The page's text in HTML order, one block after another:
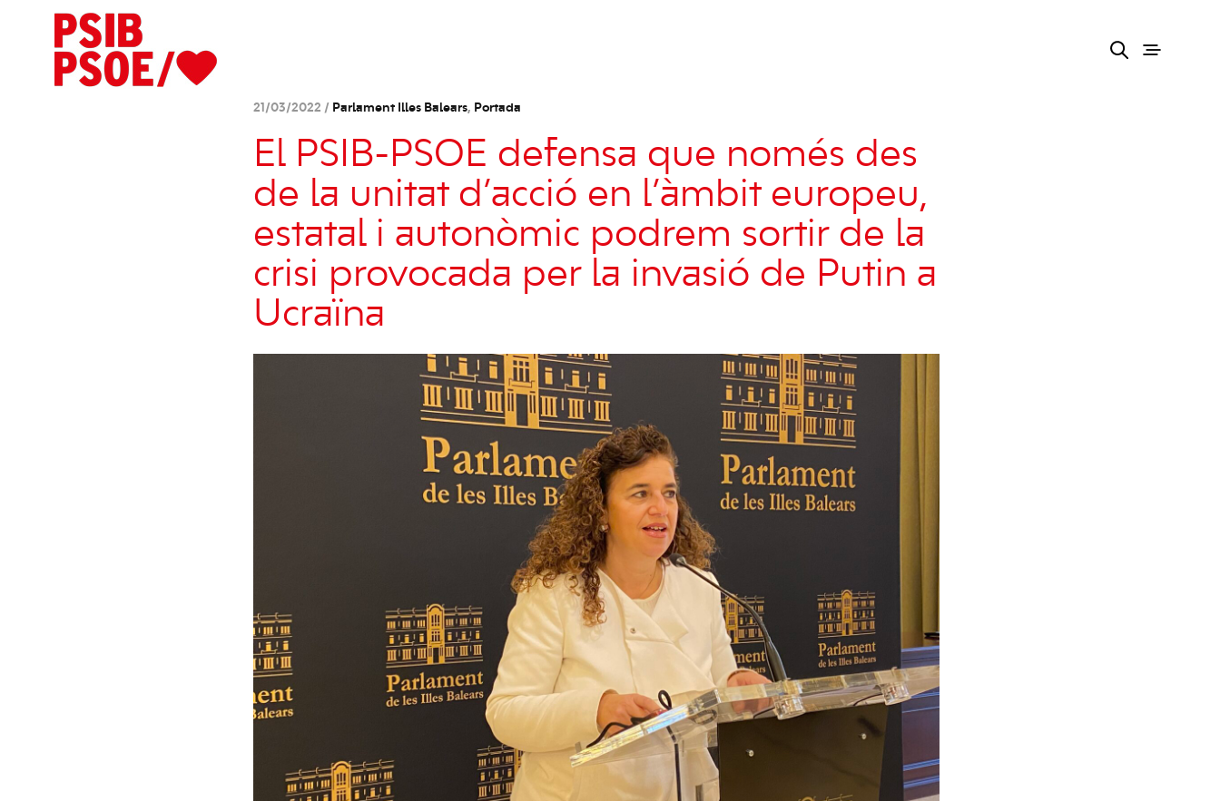
21/03/2022 / Parlament Illes Balears, Portada
El PSIB-PSOE defensa que només des
de la unitat d’acció en l’àmbit europeu,
estatal i autonòmic podrem sortir de la
crisi provocada per la invasió de Putin a
Ucraïna